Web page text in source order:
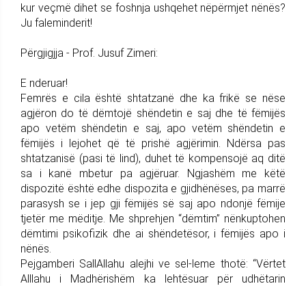
kur veçmë dihet se foshnja ushqehet nëpërmjet nënës?
Ju faleminderit!
Përgjigjja - Prof. Jusuf Zimeri:
E nderuar!
Femrës e cila është shtatzanë dhe ka frikë se nëse
agjëron do të dëmtojë shëndetin e saj dhe të fëmijës
apo vetëm shëndetin e saj, apo vetëm shëndetin e
fëmijës i lejohet që të prishë agjërimin. Ndërsa pas
shtatzanisë (pasi të lind), duhet të kompensojë aq ditë
sa i kanë mbetur pa agjëruar. Ngjashëm me këtë
dispozitë është edhe dispozita e gjidhënëses, pa marrë
parasysh se i jep gji fëmijës së saj apo ndonjë fëmije
tjetër me mëditje. Me shprehjen “dëmtim” nënkuptohen
dëmtimi psikofizik dhe ai shëndetësor, i fëmijës apo i
nënës.
Pejgamberi SallAllahu alejhi ve sel-leme thotë: “Vërtet
Alllahu i Madhërishëm ka lehtësuar për udhëtarin